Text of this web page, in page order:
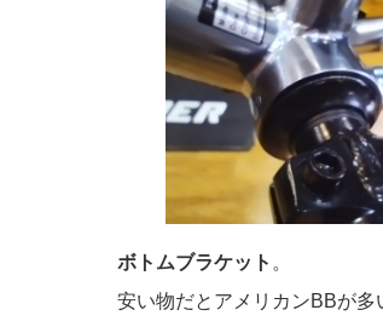
ボトムブラケット 。
安い物だとアメリカンBBが多